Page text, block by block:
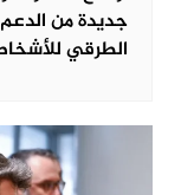
جديدة من
الطرقي